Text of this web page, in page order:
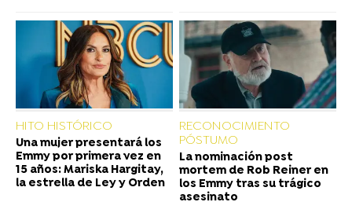
HITO HISTÓRICO
Una mujer presentará los
Emmy por primera vez en
15 años: Mariska Hargitay,
la estrella de Ley y Orden
RECONOCIMIENTO
PÓSTUMO
La nominación post
mortem de Rob Reiner en
los Emmy tras su trágico
asesinato